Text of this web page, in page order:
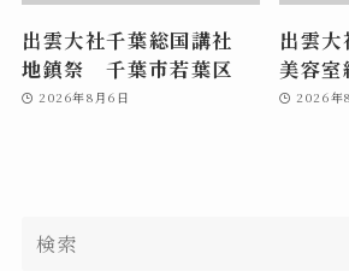
出雲大社千葉総国講社
地鎮祭 千葉市若葉区
2026年8月6日
出雲
美容
2026年